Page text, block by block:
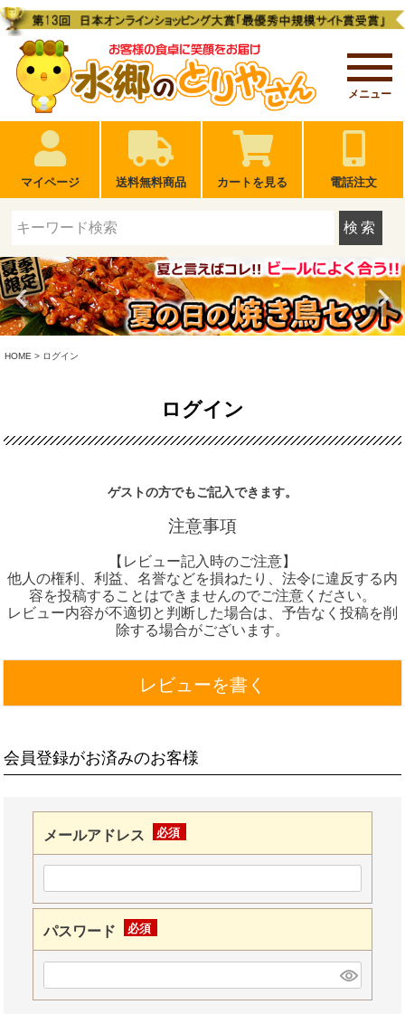
メニュー
マイページ 送料無料商品 カートを見る 電話注文
検索
HOME ログイン
ログイン
ゲストの方でもご記入できます。
注意事項
【レビュー記入時のご注意】
他人の権利、利益、名誉などを損ねたり、法令に違反する内
容を投稿することはできませんのでご注意ください。
レビュー内容が不適切と判断した場合は、予告なく投稿を削
除する場合がございます。
レビューを書く
会員登録がお済みのお客様
メールアドレス
須)
パスワード
須)